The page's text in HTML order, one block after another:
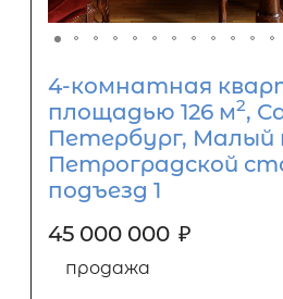
4-комнатная
площадью 126 м2,
Петербург, Малый
Петроградской
подъезд 1
45 000 000 ₽
продажа